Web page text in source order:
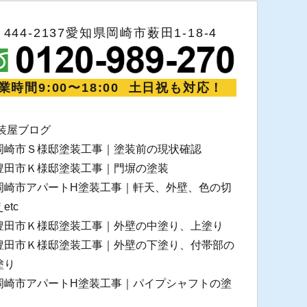
444-2137愛知県岡崎市薮田1-18-4
時間9:00〜18:00 土日祝も対応！
屋ブログ
崎市Ｓ様邸塗装工事｜塗装前の現状確認
田市Ｋ様邸塗装工事｜門塀の塗装
崎市アパートH塗装工事｜軒天、外壁、色の切
etc
田市Ｋ様邸塗装工事｜外壁の中塗り、上塗り
田市Ｋ様邸塗装工事｜外壁の下塗り、付帯部の
り
崎市アパートH塗装工事｜パイプシャフトの塗